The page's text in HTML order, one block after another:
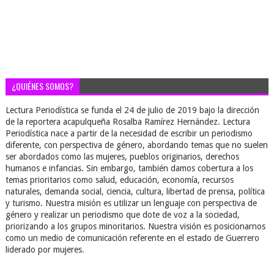
¿QUIÉNES SOMOS?
Lectura Periodística se funda el 24 de julio de 2019 bajo la dirección
de la reportera acapulqueña Rosalba Ramírez Hernández. Lectura
Periodística nace a partir de la necesidad de escribir un periodismo
diferente, con perspectiva de género, abordando temas que no suelen
ser abordados como las mujeres, pueblos originarios, derechos
humanos e infancias. Sin embargo, también damos cobertura a los
temas prioritarios como salud, educación, economía, recursos
naturales, demanda social, ciencia, cultura, libertad de prensa, política
y turismo. Nuestra misión es utilizar un lenguaje con perspectiva de
género y realizar un periodismo que dote de voz a la sociedad,
priorizando a los grupos minoritarios. Nuestra visión es posicionarnos
como un medio de comunicación referente en el estado de Guerrero
liderado por mujeres.